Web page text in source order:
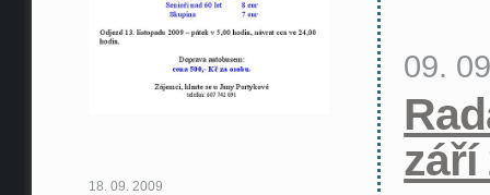
18. 09. 2009
09.
září